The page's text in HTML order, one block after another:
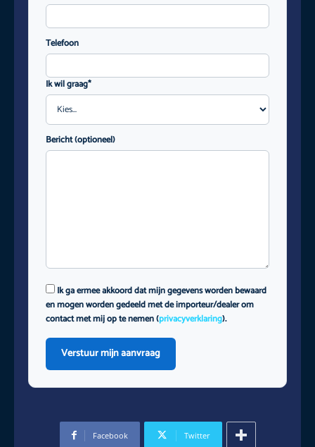
Telefoon
Ik wil graag*
Bericht (optioneel)
Ik ga ermee akkoord dat mijn gegevens worden bewaard
en mogen worden gedeeld met de importeur/dealer om
contact met mij op te nemen (privacyverklaring).
Verstuur mijn aanvraag
Facebook Twitter